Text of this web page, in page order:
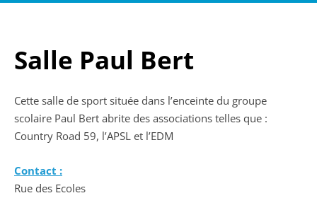
Salle Paul Bert
Cette salle de sport située dans l’enceinte du groupe
scolaire Paul Bert abrite des associations telles que :
Country Road 59, l’APSL et l’EDM
Contact :
Rue des Ecoles